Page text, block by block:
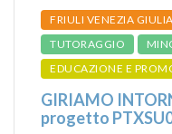
FRIULI VENEZIA GIULIA
TUTORAGGIO
EDUCAZIONE E
GIRIAMO
progetto